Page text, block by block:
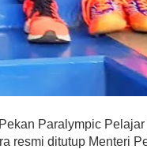
Paralympic
resmi ditutup Menteri